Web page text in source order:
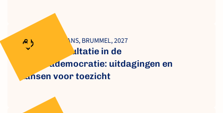
FAHY, SCHILLEMANS, BRUMMEL, 2027
Burgerconsultatie in de
diplomademocratie: uitdagingen en
kansen voor toezicht